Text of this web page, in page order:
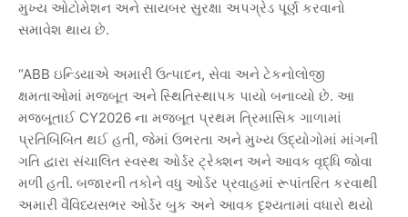
મુખ્ય ઓટોમેશન અને સાયબર સુરક્ષા અપગ્રેડ પૂર્ણ કરવાનો
સમાવેશ થાય છે.
“ABB ઇન્ડિયાએ અમારી ઉત્પાદન, સેવા અને ટેકનોલોજી
ક્ષમતાઓમાં મજબૂત અને સ્થિતિસ્થાપક પાયો બનાવ્યો છે. આ
મજબૂતાઈ CY2026 ના મજબૂત પ્રથમ ત્રિમાસિક ગાળામાં
પ્રતિબિંબિત થઈ હતી, જેમાં ઉભરતા અને મુખ્ય ઉદ્યોગોમાં માંગની
ગતિ દ્વારા સંચાલિત સ્વસ્થ ઓર્ડર ટ્રેક્શન અને આવક વૃદ્ધિ જોવા
મળી હતી. બજારની તકોને વધુ ઓર્ડર પ્રવાહમાં રૂપાંતરિત કરવાથી
અમારી વૈવિધ્યસભર ઓર્ડર બુક અને આવક દૃશ્યતામાં વધારો થયો